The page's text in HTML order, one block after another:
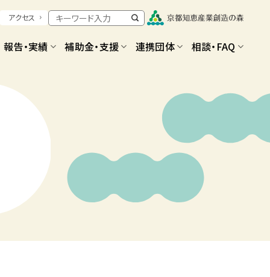
アクセス
報告・実績 補助金・支援 連携団体 相談・FAQ